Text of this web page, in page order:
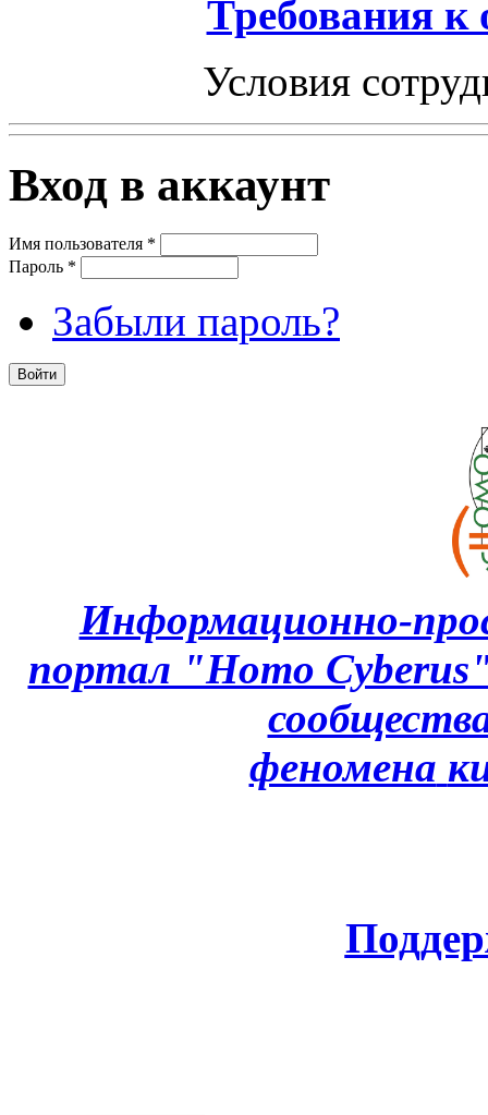
Требования к
Условия
Вход в аккаунт
Имя пользователя *
Пароль *
Забыли пароль?
Информационно-
портал "Homo
феномена